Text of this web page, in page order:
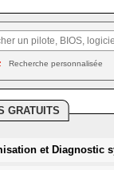
Recherche personnalisée
GRATUITS
et Diagnostic